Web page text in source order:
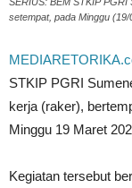
setempat, pada Minggu
STKIP PGRI
kerja (raker),
Minggu 19 Maret
Kegiatan tersebut